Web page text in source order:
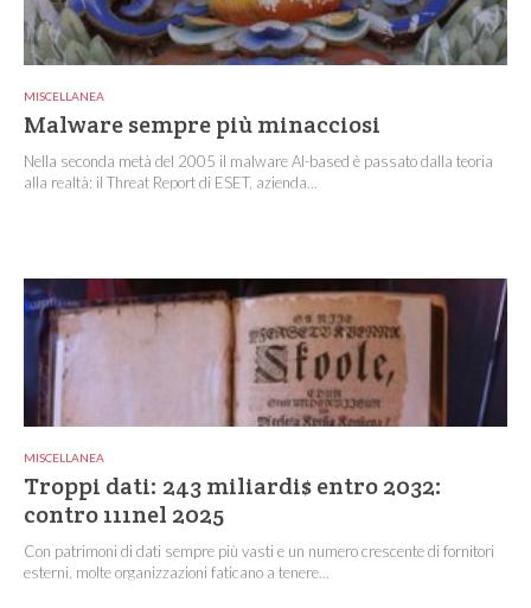
MISCELLANEA
Malware sempre più minacciosi
Nella seconda metà del 2005 il malware AI-based è passato dalla teoria
alla realtà: il Threat Report di ESET, azienda...
MISCELLANEA
Troppi dati: 243 miliardi$ entro 2032:
contro 111nel 2025
Con patrimoni di dati sempre più vasti e un numero crescente di fornitori
esterni, molte organizzazioni faticano a tenere...